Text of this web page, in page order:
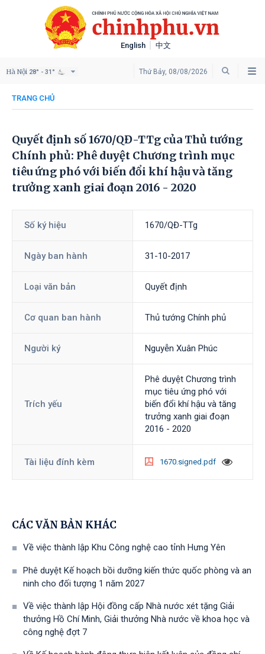
English 中文
Thứ Bảy, 08/08/2026
Hà Nội 28° - 31°
TRANG CHỦ
Quyết định số 1670/QĐ-TTg của Thủ tướng
Chính phủ: Phê duyệt Chương trình mục
tiêu ứng phó với biến đổi khí hậu và tăng
trưởng xanh giai đoạn 2016 - 2020
Số ký hiệu 1670/QĐ-TTg
Ngày ban hành 31-10-2017
Loại văn bản Quyết định
Cơ quan ban hành Thủ tướng Chính phủ
Người ký Nguyễn Xuân Phúc
Trích yếu
Phê duyệt Chương trình
mục tiêu ứng phó với
biến đổi khí hậu và tăng
trưởng xanh giai đoạn
2016 - 2020
Tài liệu đính kèm 1670.signed.pdf
CÁC VĂN BẢN KHÁC
Về việc thành lập Khu Công nghệ cao tỉnh Hưng Yên
Phê duyệt Kế hoạch bồi dưỡng kiến thức quốc phòng và an
ninh cho đối tượng 1 năm 2027
Về việc thành lập Hội đồng cấp Nhà nước xét tặng Giải
thưởng Hồ Chí Minh, Giải thưởng Nhà nước về khoa học và
công nghệ đợt 7